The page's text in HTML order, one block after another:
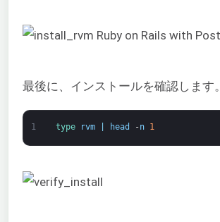
最後に、インストールを確認します。
1 type rvm head -n 1